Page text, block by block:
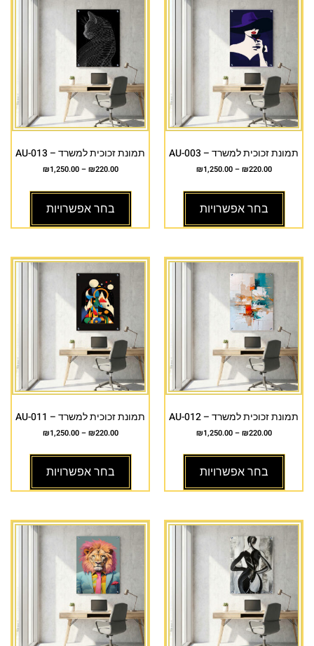
תמונת זכוכית למשרד – AU-003
₪220.00
–
₪1,250.00
בחר אפשרויות
תמונת זכוכית למשרד – AU-013
₪220.00
–
₪1,250.00
בחר אפשרויות
תמונת זכוכית למשרד – AU-012
₪220.00
–
₪1,250.00
בחר אפשרויות
תמונת זכוכית למשרד – AU-011
₪220.00
–
₪1,250.00
בחר אפשרויות